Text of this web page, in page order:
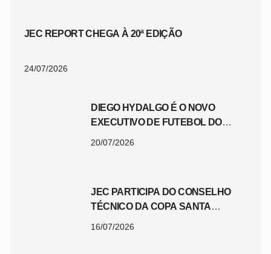
JEC REPORT CHEGA À 20ª EDIÇÃO
24/07/2026
DIEGO HYDALGO É O NOVO
EXECUTIVO DE FUTEBOL DO
20/07/2026
JEC PARTICIPA DO CONSELHO
TÉCNICO DA COPA SANTA
16/07/2026